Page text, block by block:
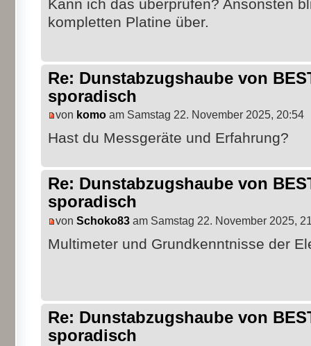
Kann ich das überprüfen? Ansonsten
kompletten Platine über.
Re: Dunstabzugshaube von
sporadisch
von komo am Samstag 22. November 2025, 20:54
Hast du Messgeräte und Erfahrung?
Re: Dunstabzugshaube von
sporadisch
von Schoko83 am Samstag 22. November 2025,
Multimeter und Grundkenntnisse der
Re: Dunstabzugshaube von
sporadisch